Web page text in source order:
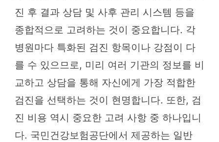
진 후 결과 상담 및 사후 관리 시스템 등을
종합적으로 고려하는 것이 중요합니다. 각
병원마다 특화된 검진 항목이나 강점이 다
를 수 있으므로, 미리 여러 기관의 정보를 비
교하고 상담을 통해 자신에게 가장 적합한
검진을 선택하는 것이 현명합니다. 또한, 검
진 비용 역시 중요한 고려 사항 중 하나입니
다. 국민건강보험공단에서 제공하는 일반